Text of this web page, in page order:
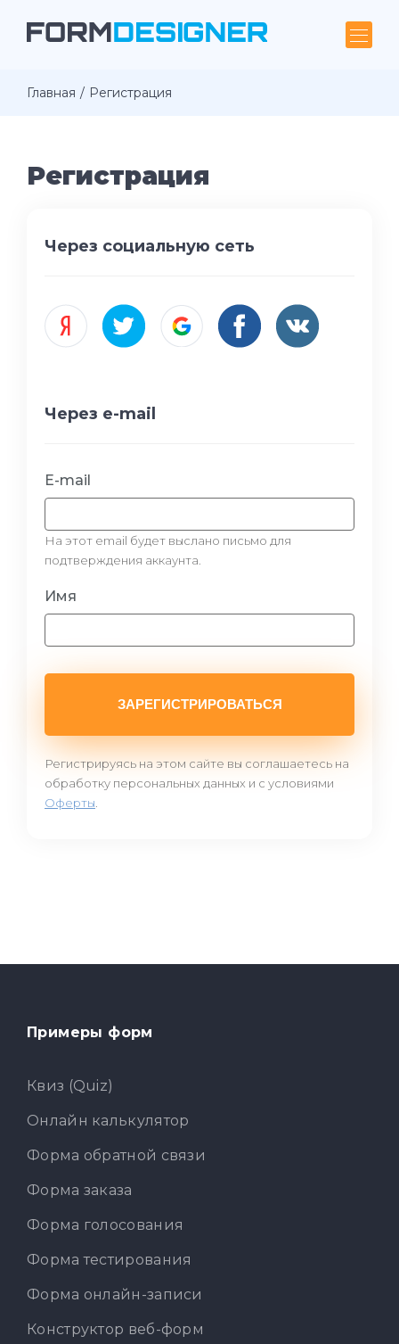
Главная Регистрация
Регистрация
Через e-mail
E-mail
На этот email будет выслано письмо для
подтверждения аккаунта.
Имя
ЗАРЕГИСТРИРОВАТЬСЯ
Регистрируясь на этом сайте вы соглашаетесь на
обработку персональных данных и с условиями
Оферты
Через социальную сеть
Примеры форм
Квиз (Quiz)
Онлайн калькулятор
Форма обратной связи
Форма заказа
Форма голосования
Форма тестирования
Форма онлайн-записи
Конструктор веб-форм